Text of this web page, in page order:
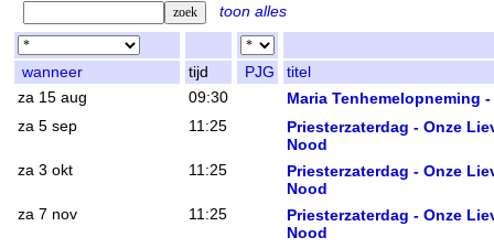
toon alles
wanneer tijd PJG
titel
za 15 aug
09:30 Maria Tenhemelopneming
za 5 sep 11:25
Priesterzaterdag - Onze
Nood
za 3 okt 11:25
Priesterzaterdag - Onze
Nood
za 7 nov 11:25
Priesterzaterdag - Onze
Nood